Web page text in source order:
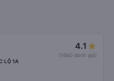
4.1
(1660 đánh giá)
LỘ 1A